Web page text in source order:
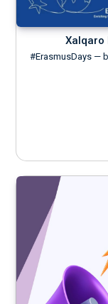
Xalqaro
#ErasmusDays —